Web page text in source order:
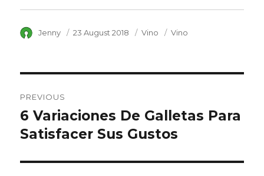
Author
Jenny
Posted
23 August 2018 Category
Vino Tags
Vino
navigation
PREVIOUS
Previous
post:
6 Variaciones De Galletas Para
Satisfacer Sus Gustos